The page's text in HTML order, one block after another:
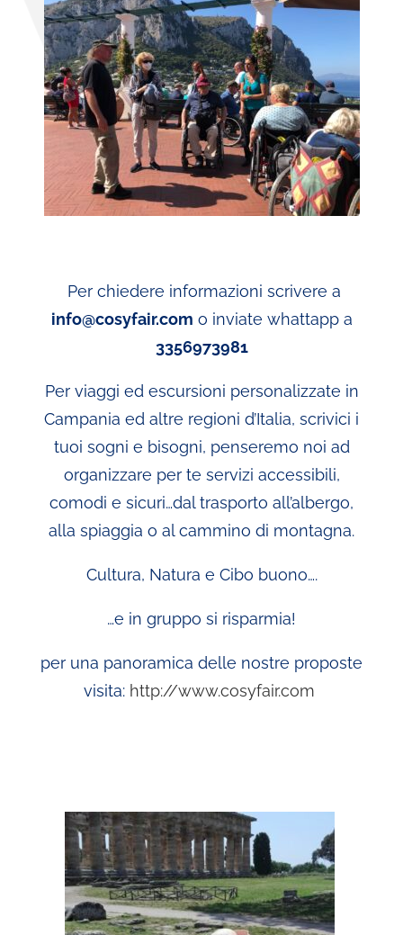
Per chiedere informazioni scrivere a
info@cosyfair.com o inviate whattapp a
3356973981
Per viaggi ed escursioni personalizzate in
Campania ed altre regioni d’Italia, scrivici i
tuoi sogni e bisogni, penseremo noi ad
organizzare per te servizi accessibili,
comodi e sicuri…dal trasporto all’albergo,
alla spiaggia o al cammino di montagna.
Cultura, Natura e Cibo buono….
…e in gruppo si risparmia!
per una panoramica delle nostre proposte
visita: http://www.cosyfair.com